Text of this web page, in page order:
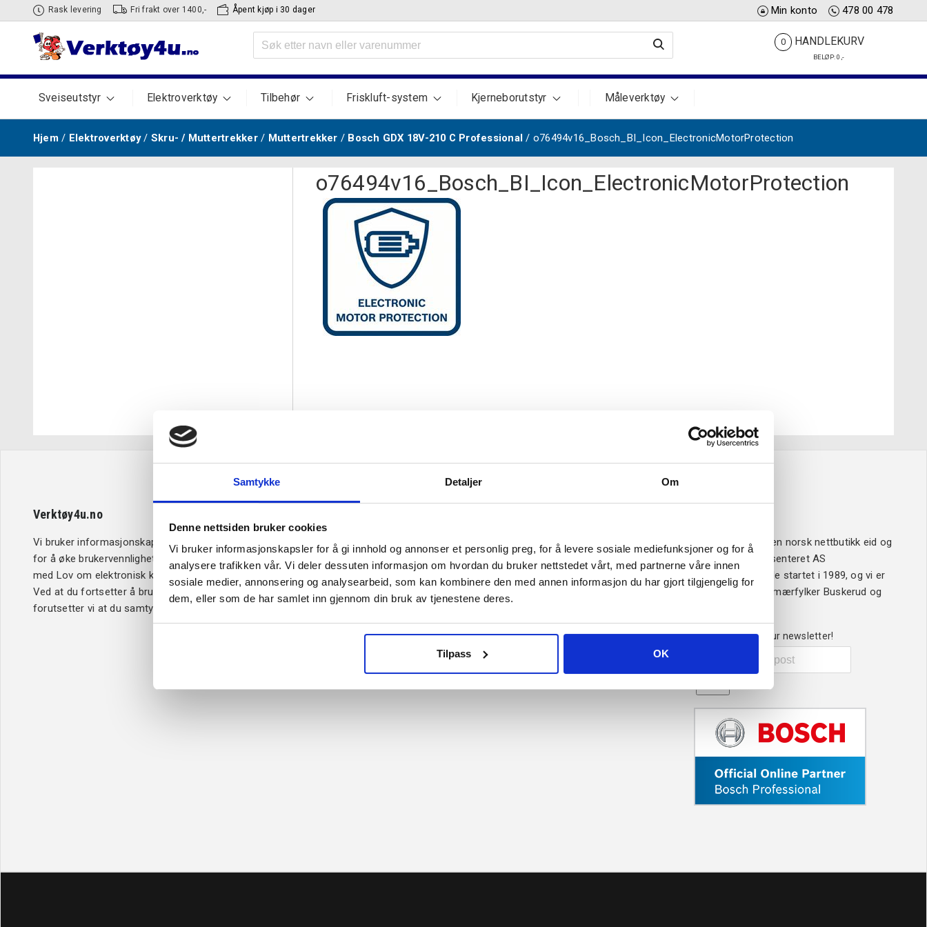
Samtykke Detaljer Om
Denne nettsiden bruker cookies
Vi bruker informasjonskapsler for å gi innhold og annonser et personlig preg, for å levere sosiale mediefunksjoner og for å
analysere trafikken vår. Vi deler dessuten informasjon om hvordan du bruker nettstedet vårt, med partnerne våre innen
sosiale medier, annonsering og analysearbeid, som kan kombinere den med annen informasjon du har gjort tilgjengelig for
dem, eller som de har samlet inn gjennom din bruk av tjenestene deres.
Tilpass OK
til
innhold
Rask levering Fri frakt over 1400,- Åpent kjøp i 30 dager Min konto 478 00 478
Søk
etter:
0 HANDLEKURV
BELØP:0 ,-
Sveiseutstyr Elektroverktøy Tilbehør Friskluft-system Kjerneborutstyr Måleverktøy
Hjem / Elektroverktøy/ Skru- / Muttertrekker/ Muttertrekker / Bosch GDX 18V-210 C Professional / o76494v16_Bosch_BI_Icon_ElectronicMotorProtection
o76494v16_Bosch_BI_Icon_ElectronicMotorProtection
Verktøy4u.no
Vi bruker informasjonskapsler (cookies)
for å øke brukervennligheten i samsvar
med Lov om elektronisk kommunikasjon.
Ved at du fortsetter å bruke Verktøy4u.no,
forutsetter vi at du samtykker til dette.
Retur og bytte
Betaling
Kjøpsbetingelser
Leveringsinformasjon
Personvernerklæring
Om Verktøy4u.no
Merker
Informasjon om cookies
Min konto
Verktøy4u.no er en norsk nettbutikk eid og
drevet av Sveisesenteret AS
Sveisesenteret ble startet i 1989, og vi er
ledende i våre primærfylker Buskerud og
Sign up for our newsletter!